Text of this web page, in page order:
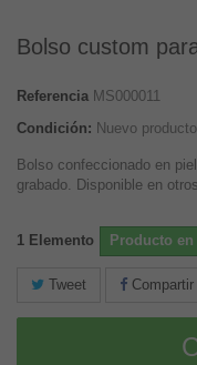
Bolso custom
Referencia MS000011
Condición: Nuevo producto
Bolso confeccionado en
grabado. Disponible en
1 Elemento Producto
Tweet Compartir